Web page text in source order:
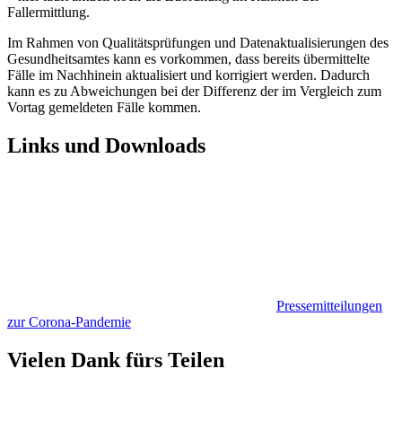
Fallermittlung.
Im Rahmen von Qualitätsprüfungen und Datenaktualisierungen des
Gesundheitsamtes kann es vorkommen, dass bereits übermittelte
Fälle im Nachhinein aktualisiert und korrigiert werden. Dadurch
kann es zu Abweichungen bei der Differenz der im Vergleich zum
Vortag gemeldeten Fälle kommen.
Links und Downloads
Pressemitteilungen
zur Corona-Pandemie
Vielen Dank fürs Teilen